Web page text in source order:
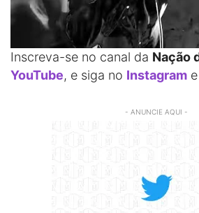
Inscreva-se no canal da Nação
YouTube, e siga no Instagram e
- ANUNCIE AQUI -